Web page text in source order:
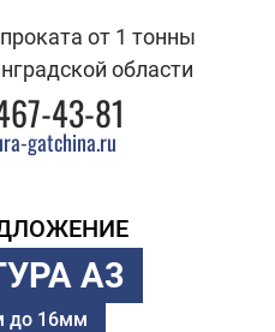
от 1 тонны
области
43-81
gatchina.ru
А3
до 16мм